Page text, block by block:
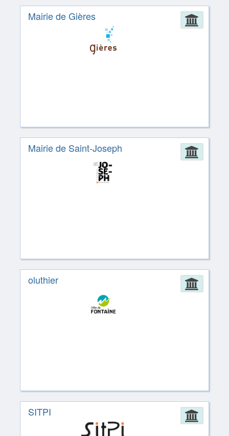
Mairie de Gières
Mairie de Saint-Joseph
oluthier
SITPI